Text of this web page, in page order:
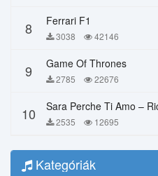
8 Ferrari F1
3038 42146
9 Game Of Thrones
2785 22676
10 2535 12695
Kategóriák